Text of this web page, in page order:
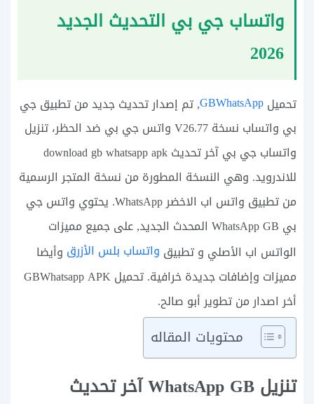
واتساب جي بي التحديث الجديد
2026
تحميلGBWhatsApp, تم إصدار تحديث جديد من تطبيق جي
بي واتساب نسخة V26.77 واتس جي بي ضد الحظر، تنزيل
واتساب جي بي آخر تحديث download gb whatsapp apk
للاندرويد. وهي النسخة المطورة من نسخة المتجر الرسمية
من تطبيق واتس اب الاخضر WhatsApp. يحتوي واتس جي
بي WhatsApp GB المحدث الجديد, على جميع مميزات
الواتس اب الأصلي و تطبيق واتساب بلس الأزرق وأيضا
مميزات وإضافات جديدة خرافية. تحميل GBWhatsapp APK
أخر اصدار من تطوير أبو صالح.
محتويات المقاله
تنزيل WhatsApp GB آخر تحديث